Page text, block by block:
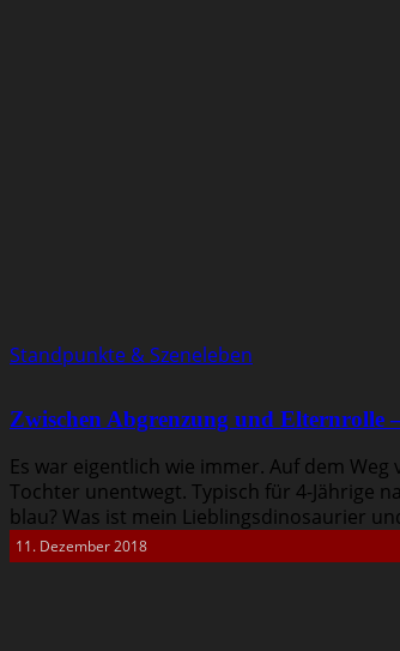
Standpunkte & Szeneleben
Zwischen Abgrenzung und Elternrolle
Es war eigentlich wie immer. Auf dem
Tochter unentwegt. Typisch für 4-Jährige
blau? Was ist mein Lieblingsdinosaurier
11. Dezember 2018